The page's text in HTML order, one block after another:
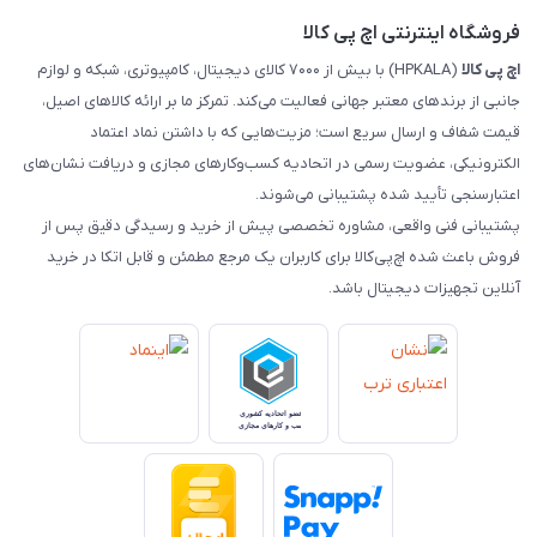
فروشگاه اینترنتی اچ پی کالا
اچ‌ پی‌ کالا
(HPKALA) با بیش از ۷۰۰۰ کالای دیجیتال، کامپیوتری، شبکه و لوازم
جانبی از برندهای معتبر جهانی فعالیت می‌کند. تمرکز ما بر ارائه کالاهای اصیل،
قیمت شفاف و ارسال سریع است؛ مزیت‌هایی که با داشتن نماد اعتماد
الکترونیکی، عضویت رسمی در اتحادیه کسب‌وکارهای مجازی و دریافت نشان‌های
اعتبارسنجی تأیید شده پشتیبانی می‌شوند.
پشتیبانی فنی واقعی، مشاوره تخصصی پیش از خرید و رسیدگی دقیق پس از
فروش باعث شده اچ‌پی‌کالا برای کاربران یک مرجع مطمئن و قابل اتکا در خرید
آنلاین تجهیزات دیجیتال باشد.